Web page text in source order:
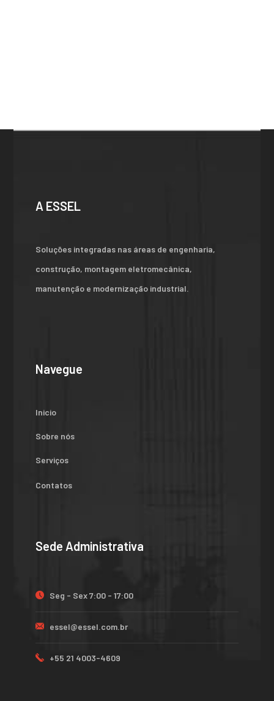
A ESSEL
Soluções integradas nas áreas de engenharia,
construção, montagem eletromecânica,
manutenção e modernização industrial.
Navegue
Inicio
Sobre nós
Serviços
Contatos
Sede Administrativa
Seg - Sex 7:00 - 17:00
essel@essel.com.br
+55 21 4003-4609